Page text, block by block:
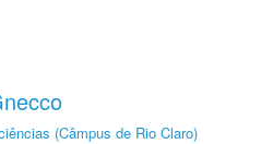
(Câmpus de Rio Claro)